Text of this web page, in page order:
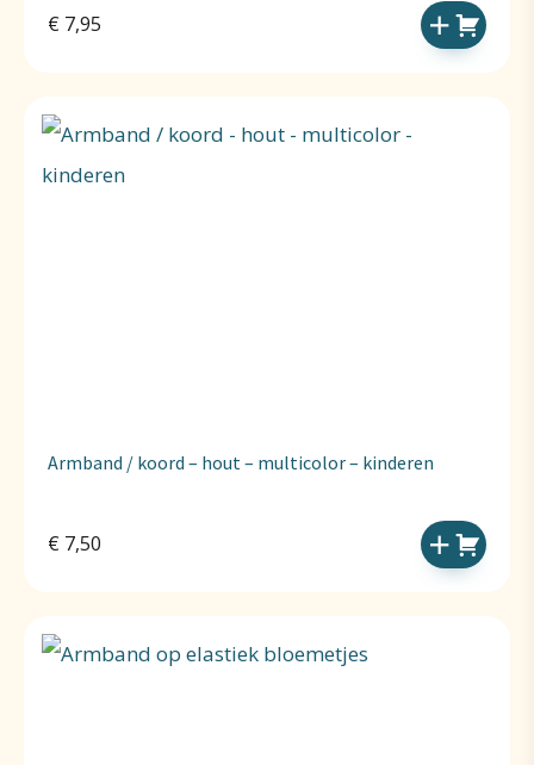
€ 7,95
Armband / koord – hout – multicolor – kinderen
€ 7,50